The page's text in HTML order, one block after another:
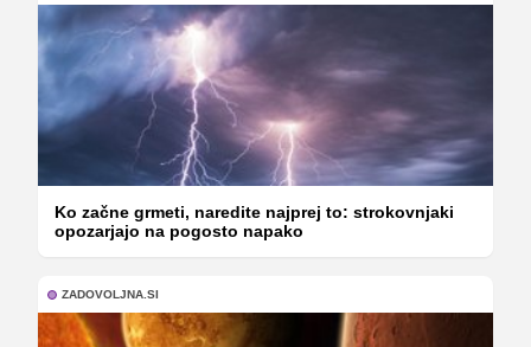
Ko začne grmeti, naredite najprej to: strokovnjaki
opozarjajo na pogosto napako
ZADOVOLJNA.SI